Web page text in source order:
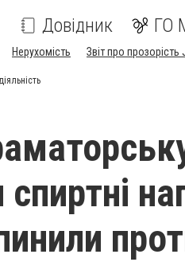
Довідник ГО
Нерухомість Звіт про прозорість